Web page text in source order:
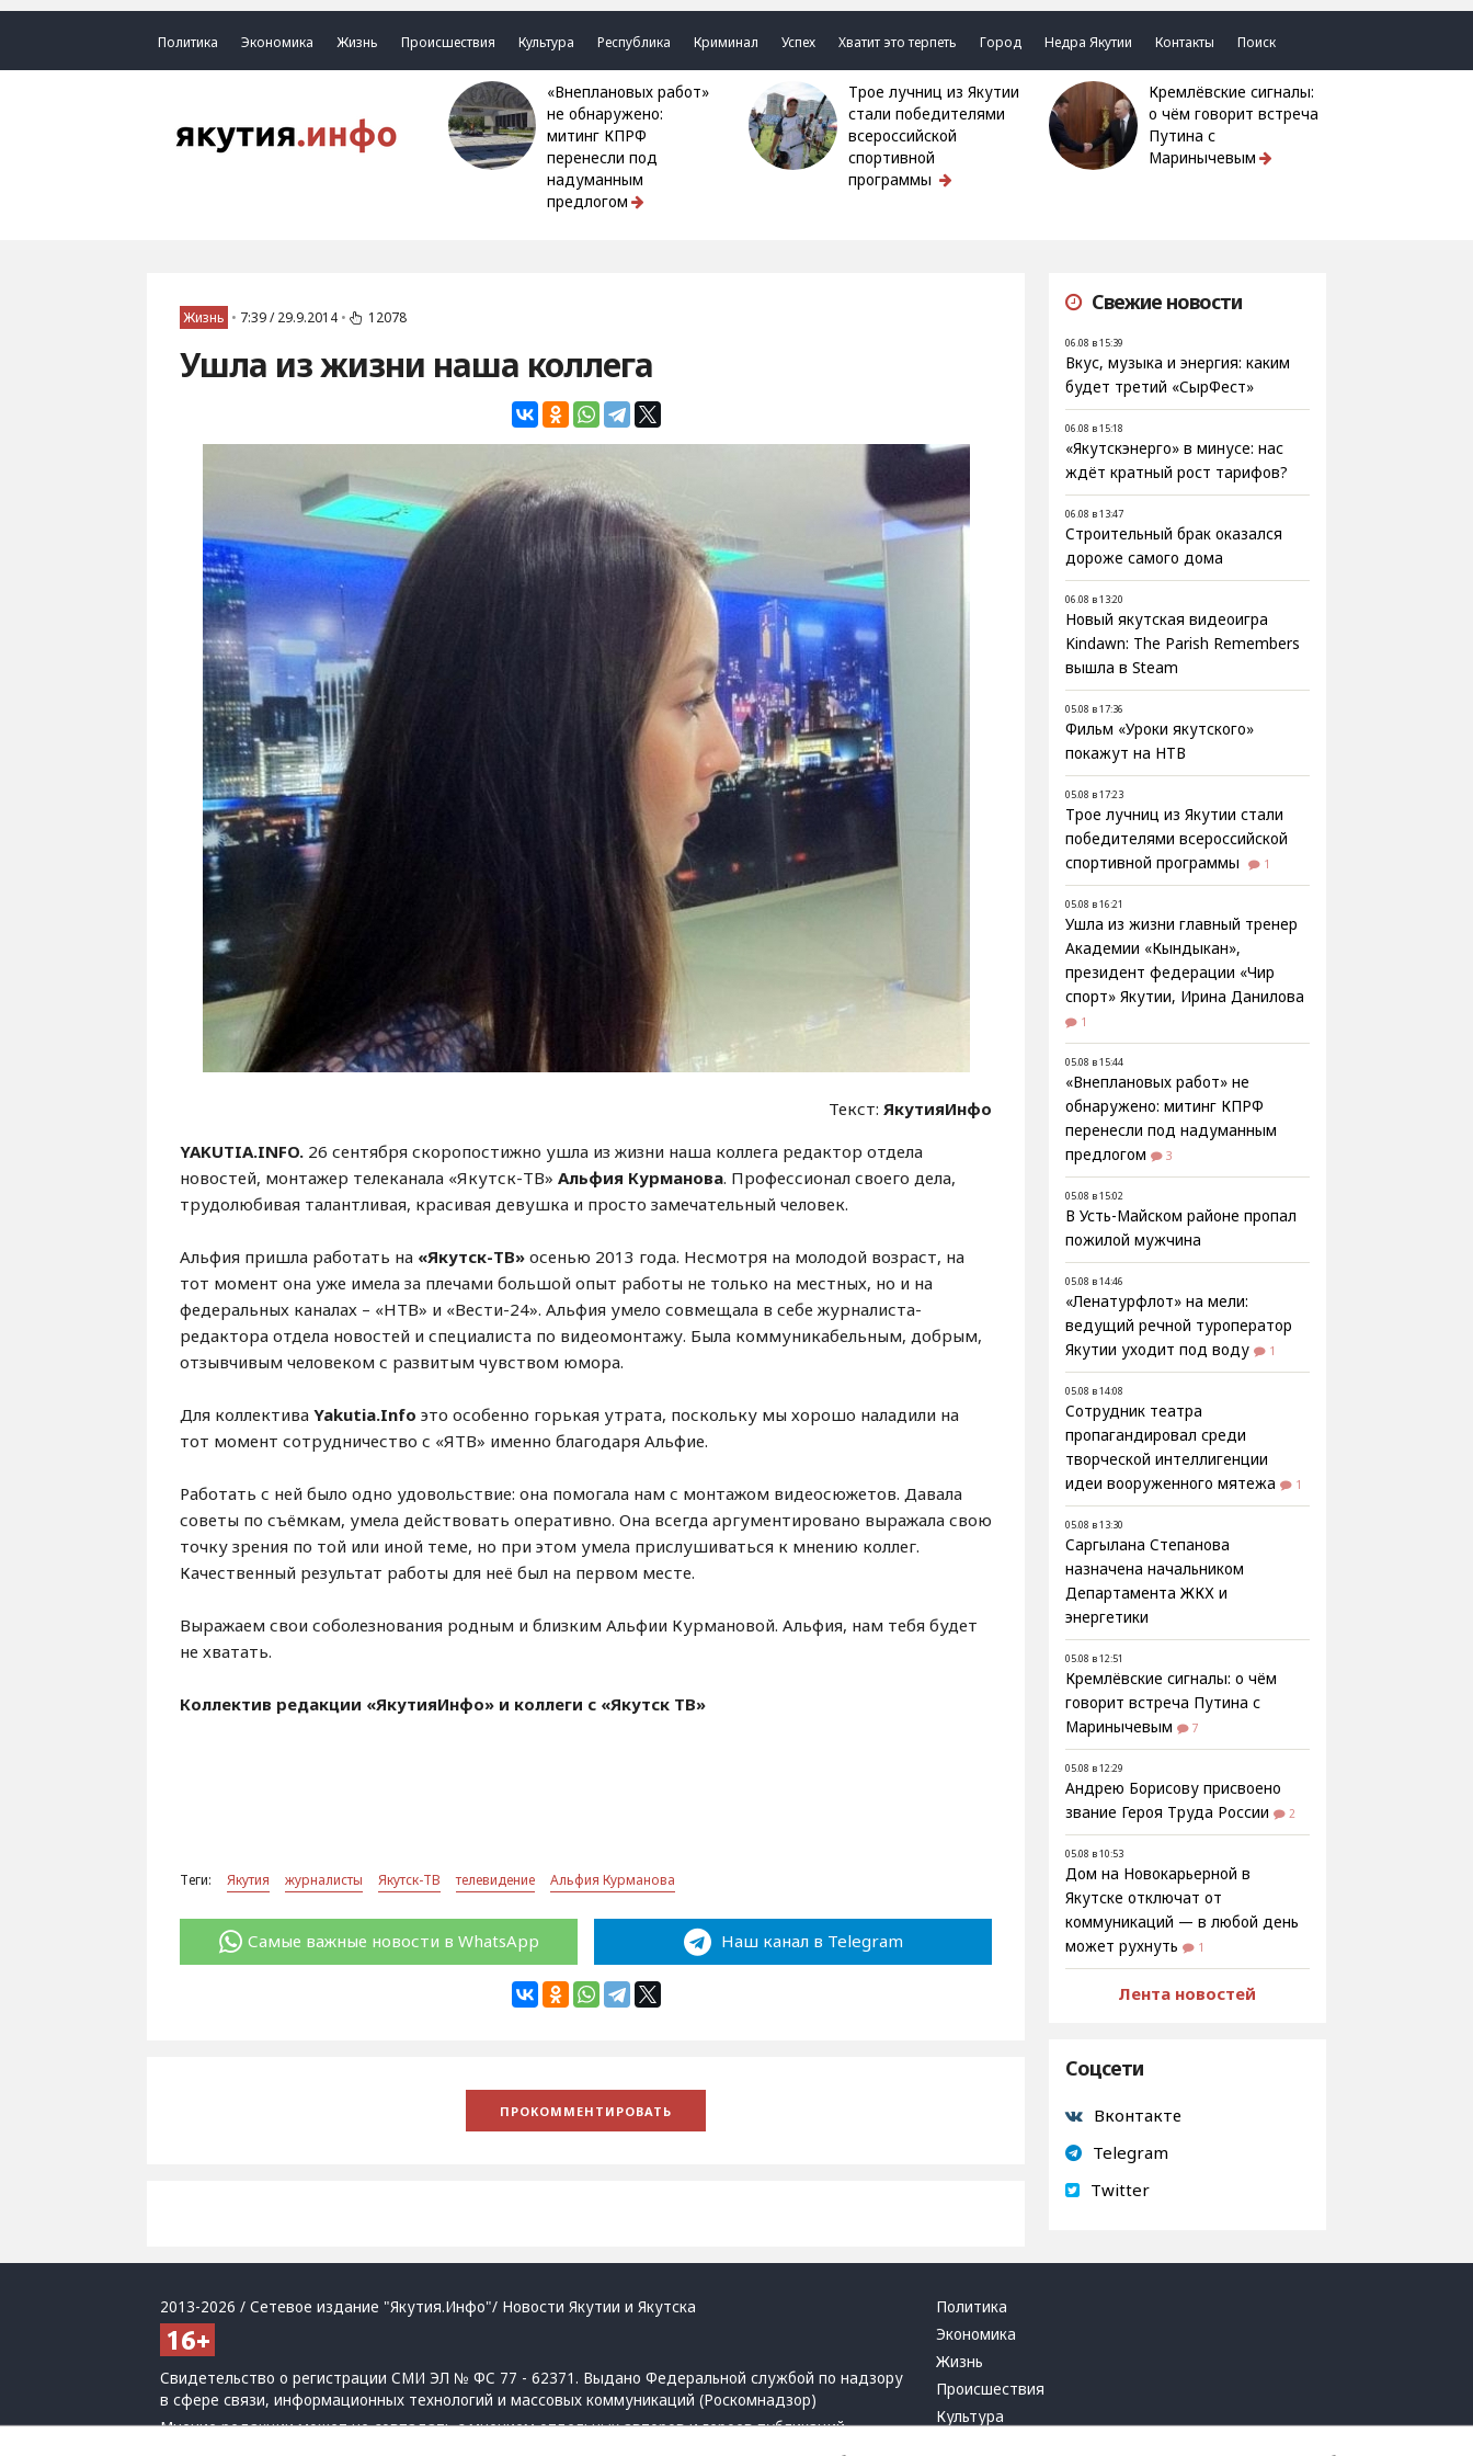
Политика Экономика Жизнь Происшествия Культура Республика Криминал Успех Хватит это терпеть Город Недра Якутии Контакты Поиск
«Внеплановых работ»
не обнаружено:
митинг КПРФ
перенесли под
надуманным
предлогом
Трое лучниц из Якутии
стали победителями
всероссийской
спортивной
программы
Кремлёвские сигналы:
о чём говорит встреча
Путина с
Маринычевым
Жизнь • 7:39 / 29.9.2014 • 12078
Ушла из жизни наша коллега
Текст:ЯкутияИнфо
YAKUTIA.INFO. 26 сентября скоропостижно ушла из жизни наша коллега редактор отдела
новостей, монтажер телеканала «Якутск-ТВ»Альфия Курманова. Профессионал своего дела,
трудолюбивая талантливая, красивая девушка и просто замечательный человек.
Альфия пришла работать на «Якутск-ТВ»осенью 2013 года. Несмотря на молодой возраст, на
тот момент она уже имела за плечами большой опыт работы не только на местных, но и на
федеральных каналах – «НТВ» и «Вести-24». Альфия умело совмещала в себе журналиста-
редактора отдела новостей и специалиста по видеомонтажу. Была коммуникабельным, добрым,
отзывчивым человеком с развитым чувством юмора.
Для коллективаYakutia.Info это особенно горькая утрата, поскольку мы хорошо наладили на
тот момент сотрудничество с «ЯТВ» именно благодаря Альфие.
Работать с ней было одно удовольствие: она помогала нам с монтажом видеосюжетов. Давала
советы по съёмкам, умела действовать оперативно. Она всегда аргументировано выражала свою
точку зрения по той или иной теме, но при этом умела прислушиваться к мнению коллег.
Качественный результат работы для неё был на первом месте.
Выражаем свои соболезнования родным и близким Альфии Курмановой. Альфия, нам тебя будет
не хватать.
Коллектив редакции «ЯкутияИнфо» и коллеги с «Якутск ТВ»
Теги: Якутия журналисты Якутск-ТВ телевидение Альфия Курманова
Самые важные новости в WhatsApp Наш канал в Telegram
Свежие новости
06.08 в 15:39
Вкус, музыка и энергия: каким
будет третий «СырФест»
06.08 в 15:18
«Якутскэнерго» в минусе: нас
ждёт кратный рост тарифов?
06.08 в 13:47
Строительный брак оказался
дороже самого дома
06.08 в 13:20
Новый якутская видеоигра
Kindawn: The Parish Remembers
вышла в Steam
05.08 в 17:36
Фильм «Уроки якутского»
покажут на НТВ
05.08 в 17:23
Трое лучниц из Якутии стали
победителями всероссийской
спортивной программы
1
05.08 в 16:21
Ушла из жизни главный тренер
Академии «Кындыкан»,
президент федерации «Чир
спорт» Якутии, Ирина Данилова
1
05.08 в 15:44
«Внеплановых работ» не
обнаружено: митинг КПРФ
перенесли под надуманным
предлогом
3
05.08 в 15:02
В Усть-Майском районе пропал
пожилой мужчина
05.08 в 14:46
«Ленатурфлот» на мели:
ведущий речной туроператор
Якутии уходит под воду
1
05.08 в 14:08
Сотрудник театра
пропагандировал среди
творческой интеллигенции
идеи вооруженного мятежа
1
05.08 в 13:30
Саргылана Степанова
назначена начальником
Департамента ЖКХ и
энергетики
05.08 в 12:51
Кремлёвские сигналы: о чём
говорит встреча Путина с
Маринычевым
7
05.08 в 12:29
Андрею Борисову присвоено
звание Героя Труда России
2
05.08 в 10:53
Дом на Новокарьерной в
Якутске отключат от
коммуникаций — в любой день
может рухнуть
1
Лента новостей
Соцсети
Вконтакте
Telegram
Twitter
2013-2026 / Сетевое издание "Якутия.Инфо"/ Новости Якутии и Якутска
Свидетельство о регистрации СМИ ЭЛ № ФС 77 - 62371. Выдано Федеральной службой по надзору
в сфере связи, информационных технологий и массовых коммуникаций (Роскомнадзор)
Мнение редакции может не совпадать с мнением отдельных авторов и героев публикаций.
Политика
Экономика
Жизнь
Происшествия
Культура